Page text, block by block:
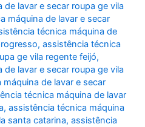
lavar e secar roupa ge vila
máquina de lavar e secar
técnica máquina de
,assistência técnica
ge vila regente feijó,
lavar e secar roupa ge vila
de lavar e secar
técnica máquina de lavar
,assistência técnica máquina
santa catarina,assistência